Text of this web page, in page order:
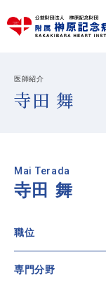
医師紹介
寺田 舞
Mai Terada
寺田 舞
職位
専門分野